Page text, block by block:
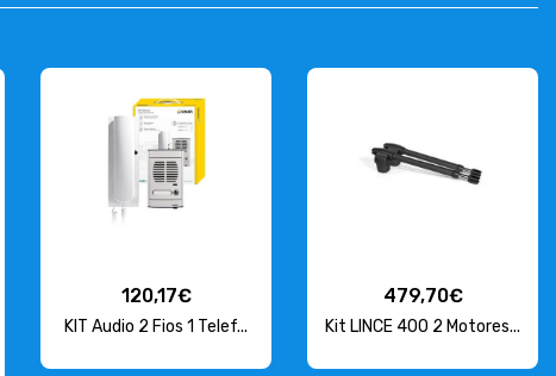
120,17€
KIT Audio 2 Fios 1 Telef...
479,70€
Kit LINCE 400 2 Motores...